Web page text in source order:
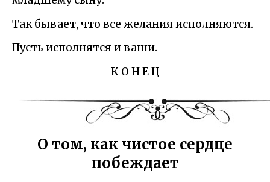
Так бывает, что все желания исполняются.
Пусть исполнятся и ваши.
К О Н Е Ц
О том, как чистое сердце
побеждает